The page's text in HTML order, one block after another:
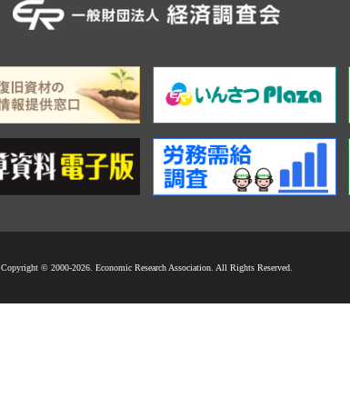
Copyright © 2000-2026. Economic Research Association. All Rights Reserved.